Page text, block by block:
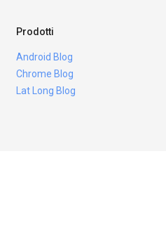
Prodotti
Android Blog
Chrome Blog
Lat Long Blog